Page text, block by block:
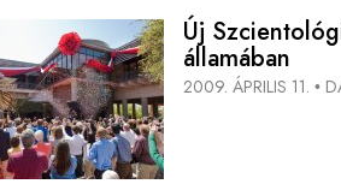
Új
államában
2009. ÁPRILIS 11. •